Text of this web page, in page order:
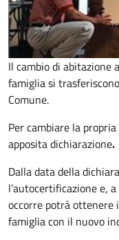
Il cambio di abitazione
famiglia si
Comune.
Per cambiare la
appositadichiarazione.
Dalla data della
l’autocertificazione e,
occorre potrà ottenere
famiglia con il nuovo